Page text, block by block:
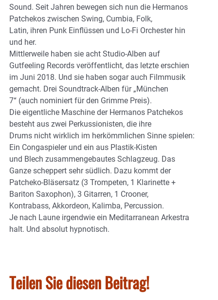
Sound. Seit Jahren bewegen sich nun die Hermanos
Patchekos zwischen Swing, Cumbia, Folk,
Latin, ihren Punk Einflüssen und Lo-Fi Orchester hin
und her.
Mittlerweile haben sie acht Studio-Alben auf
Gutfeeling Records veröffentlicht, das letzte erschien
im Juni 2018. Und sie haben sogar auch Filmmusik
gemacht. Drei Soundtrack-Alben für „München
7“ (auch nominiert für den Grimme Preis).
Die eigentliche Maschine der Hermanos Patchekos
besteht aus zwei Perkussionisten, die ihre
Drums nicht wirklich im herkömmlichen Sinne spielen:
Ein Congaspieler und ein aus Plastik-Kisten
und Blech zusammengebautes Schlagzeug. Das
Ganze scheppert sehr südlich. Dazu kommt der
Patcheko-Bläsersatz (3 Trompeten, 1 Klarinette +
Bariton Saxophon), 3 Gitarren, 1 Crooner,
Kontrabass, Akkordeon, Kalimba, Percussion.
Je nach Laune irgendwie ein Meditarranean Arkestra
halt. Und absolut hypnotisch.
Teilen Sie diesen Beitrag!